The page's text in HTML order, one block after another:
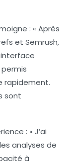
: « Après
et Semrush,
interface
rapidement.
sont
: « J’ai
analyses de
à